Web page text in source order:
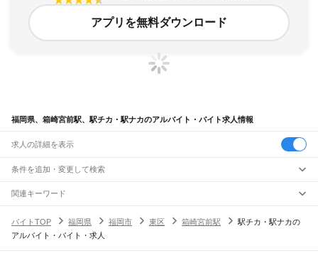
アプリを無料ダウンロード
福岡県、箱崎宮前駅、駅チカ・駅ナカのアルバイト・バイト求人情報
求人の詳細を表示
条件を追加・変更して検索
市区町村を追加・変更
福岡県すべて
北九州市すべて
駅を追加・変更
職種を追加・変更
関連キーワード
バイトTOP
福岡県 福岡市 東区 箱崎宮前駅
駅チカ・駅ナカの
アルバイト・バイト・求人